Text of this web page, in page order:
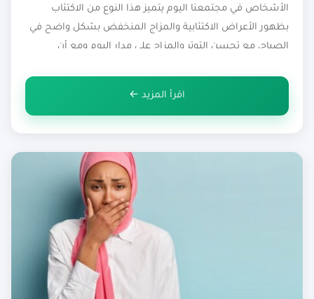
الأشخاص في مجتمعنا اليوم يتميز هذا النوع من الاكتئاب
بظهور الأعراض الاكتئابية والمزاج المنخفض بشكل واضح في
الصباح، مع تحسن التوتر والمزاج على مدار اليوم ومع أن
طرقًا فعالة للتعامل معه والتغلب عليه. تتضمن هذه المقالة
اقرأ المزيد ←